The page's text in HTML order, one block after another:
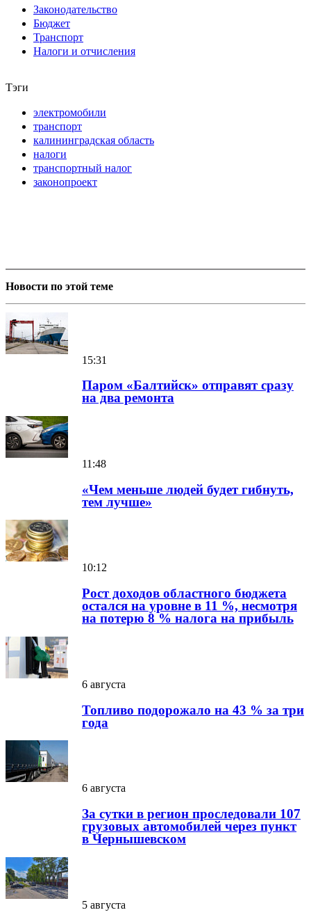
Законодательство
Бюджет
Транспорт
Налоги и отчисления
Тэги
электромобили
транспорт
калининградская область
налоги
транспортный налог
законопроект
Новости по этой теме
15:31
Паром «Балтийск» отправят сразу
на два ремонта
11:48
«Чем меньше людей будет гибнуть,
тем лучше»
10:12
Рост доходов областного бюджета
остался на уровне в 11 %, несмотря
на потерю 8 % налога на прибыль
6 августа
Топливо подорожало на 43 % за три
года
6 августа
За сутки в регион проследовали 107
грузовых автомобилей через пункт
в Чернышевском
5 августа